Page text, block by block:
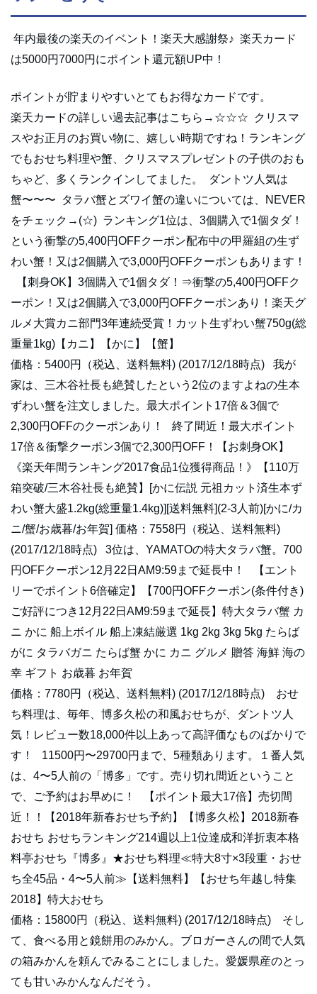
年内最後の楽天のイベント！楽天大感謝祭♪ 楽天カード
は5000円7000円にポイント還元額UP中！
ポイントが貯まりやすいとてもお得なカードです。
楽天カードの詳しい過去記事はこちら→☆☆☆ クリスマ
スやお正月のお買い物に、嬉しい時期ですね！ランキング
でもおせち料理や蟹、クリスマスプレゼントの子供のおも
ちゃど、多くランクインしてました。 ダントツ人気は
蟹〜〜〜 タラバ蟹とズワイ蟹の違いについては、NEVER
をチェック→(☆) ランキング1位は、3個購入で1個タダ！
という衝撃の5,400円OFFクーポン配布中の甲羅組の生ず
わい蟹！又は2個購入で3,000円OFFクーポンもあります！
【刺身OK】3個購入で1個タダ！⇒衝撃の5,400円OFFク
ーポン！又は2個購入で3,000円OFFクーポンあり！楽天グ
ルメ大賞カニ部門3年連続受賞！カット生ずわい蟹750g(総
重量1kg)【カニ】【かに】【蟹】
価格：5400円（税込、送料無料) (2017/12/18時点) 我が
家は、三木谷社長も絶賛したという2位のますよねの生本
ずわい蟹を注文しました。最大ポイント17倍＆3個で
2,300円OFFのクーポンあり！ 終了間近！最大ポイント
17倍＆衝撃クーポン3個で2,300円OFF！【お刺身OK】
《楽天年間ランキング2017食品1位獲得商品！》【110万
箱突破/三木谷社長も絶賛】[かに伝説 元祖カット済生本ず
わい蟹大盛1.2kg(総重量1.4kg)][送料無料](2-3人前)[かに/カ
ニ/蟹/お歳暮/お年賀] 価格：7558円（税込、送料無料)
(2017/12/18時点) 3位は、YAMATOの特大タラバ蟹。700
円OFFクーポン12月22日AM9:59まで延長中！ 【エント
リーでポイント6倍確定】【700円OFFクーポン(条件付き)
ご好評につき12月22日AM9:59まで延長】特大タラバ蟹 カ
ニ かに 船上ボイル 船上凍結厳選 1kg 2kg 3kg 5kg たらば
がに タラバガニ たらば蟹 かに カニ グルメ 贈答 海鮮 海の
幸 ギフト お歳暮 お年賀
価格：7780円（税込、送料無料) (2017/12/18時点) おせ
ち料理は、毎年、博多久松の和風おせちが、ダントツ人
気！レビュー数18,000件以上あって高評価なものばかりで
す！ 11500円〜29700円まで、5種類あります。１番人気
は、4〜5人前の「博多」です。売り切れ間近ということ
で、ご予約はお早めに！ 【ポイント最大17倍】売切間
近！！【2018年新春おせち予約】【博多久松】2018新春
おせち おせちランキング214週以上1位達成和洋折衷本格
料亭おせち『博多』★おせち料理≪特大8寸×3段重・おせ
ち全45品・4〜5人前≫【送料無料】【おせち年越し特集
2018】特大おせち
価格：15800円（税込、送料無料) (2017/12/18時点) そし
て、食べる用と鏡餅用のみかん。ブロガーさんの間で人気
の箱みかんを頼んでみることにしました。愛媛県産のとっ
ても甘いみかんなんだそう。